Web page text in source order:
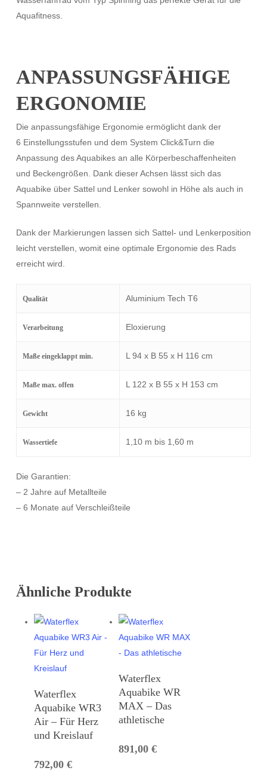
Aquafitness.
ANPASSUNGSFÄHIGE
ERGONOMIE
Die anpassungsfähige Ergonomie ermöglicht dank der
6 Einstellungsstufen und dem System Click&Turn die
Anpassung des Aquabikes an alle Körperbeschaffenheiten
und Beckengrößen. Dank dieser Achsen lässt sich das
Aquabike über Sattel und Lenker sowohl in Höhe als auch in
Spannweite verstellen.
Dank der Markierungen lassen sich Sattel- und Lenkerposition
leicht verstellen, womit eine optimale Ergonomie des Rads
erreicht wird.
Qualität Aluminium Tech T6
Verarbeitung Eloxierung
Maße eingeklappt min. L 94 x B 55 x H 116 cm
Maße max. offen L 122 x B 55 x H 153 cm
Gewicht 16 kg
Wassertiefe 1,10 m bis 1,60 m
Die Garantien:
– 2 Jahre auf Metallteile
– 6 Monate auf Verschleißteile
Ähnliche Produkte
Waterflex
Aquabike WR3
Air – Für Herz
und Kreislauf
792,00 €
Waterflex
Aquabike WR
MAX – Das
athletische
891,00 €